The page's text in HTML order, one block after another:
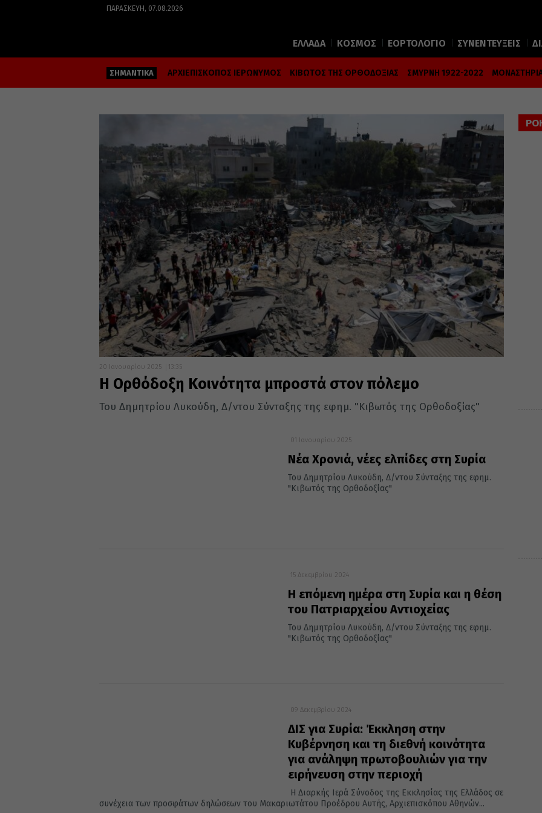
ΠΑΡΑΣΚΕΥΉ, 07.08.2026
ΕΛΛΑΔΑ ΚΟΣΜΟΣ ΕΟΡΤΟΛΟΓΙΟ ΣΥΝΕΝΤΕΥΞΕΙΣ
ΣΗΜΑΝΤΙΚΑ ΑΡΧΙΕΠΙΣΚΟΠΟΣ ΙΕΡΩΝΥΜΟΣ ΚΙΒΩΤΟΣ ΤΗΣ ΟΡΘΟΔΟΞΙΑΣ ΣΜΥΡΝΗ 1922-2022
20 Ιανουαρίου 2025 13:35
Η Ορθόδοξη Κοινότητα μπροστά στον πόλεμο
Του Δημητρίου Λυκούδη, Δ/ντου Σύνταξης της εφημ. "Κιβωτός της Ορθοδοξίας"
01 Ιανουαρίου 2025
Νέα Χρονιά, νέες ελπίδες στη Συρία
Του Δημητρίου Λυκούδη, Δ/ντου Σύνταξης της εφημ.
"Κιβωτός της Ορθοδοξίας"
15 Δεκεμβρίου 2024
Η επόμενη ημέρα στη Συρία και η θέση
του Πατριαρχείου Αντιοχείας
Του Δημητρίου Λυκούδη, Δ/ντου Σύνταξης της εφημ.
"Κιβωτός της Ορθοδοξίας"
09 Δεκεμβρίου 2024
ΔΙΣ για Συρία: Έκκληση στην
Κυβέρνηση και τη διεθνή κοινότητα
για ανάληψη πρωτοβουλιών για την
ειρήνευση στην περιοχή
Η Διαρκής Ιερά Σύνοδος της Εκκλησίας της Ελλάδος σε
συνέχεια των προσφάτων δηλώσεων του Μακαριωτάτου Προέδρου Αυτής, Αρχιεπισκόπου Αθηνών...